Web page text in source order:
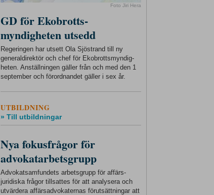
Foto Jiri Hera
GD för Ekobrotts-
myndigheten utsedd
Regeringen har utsett Ola Sjöstrand till ny
generaldirektör och chef för Ekobrottsmyndig-
heten. Anställningen gäller från och med den 1
september och förordnandet gäller i sex år.
UTBILDNING
» Till utbildningar
Nya fokusfrågor för
advokatarbetsgrupp
Advokatsamfundets arbetsgrupp för affärs-
juridiska frågor tillsattes för att analysera och
utvärdera affärsadvokaternas förutsättningar att